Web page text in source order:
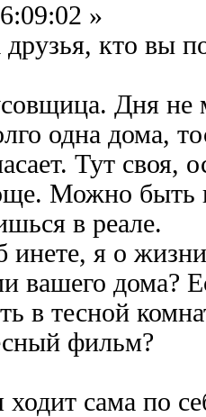
»
друзья, кто вы
Дня не
одна дома,
Тут своя,
Можно быть
в реале.
инете, я о
вашего дома?
в тесной
фильм?
сама по